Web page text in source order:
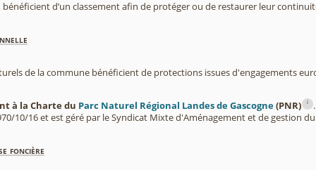
bénéficient d’un classement afin de protéger ou de restaurer leur
de la commune bénéficient de protections issues d'engagements
à la Charte du Parc Naturel Régional Landes de Gascogne(PNR) i
.
10/16 et est géré par le Syndicat Mixte d'Aménagement et de gestion
foncière